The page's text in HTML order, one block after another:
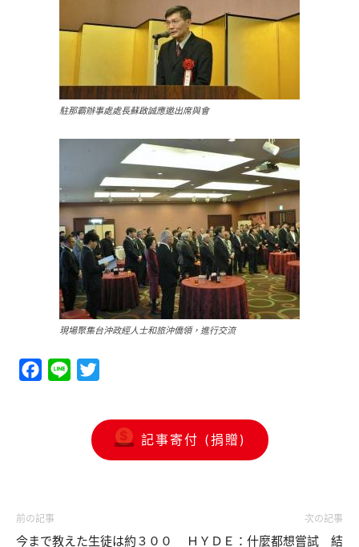
駐那霸辦事處處長蘇啟誠應邀出席與會
現場聚集台沖政經人士和旅沖僑領，進行交流
Facebook
Line
記事寄付 (捐贈)
前の記事
今まで教えた生徒は約３００
次の記事
ＨＹＤＥ：什麼都想嘗試 結